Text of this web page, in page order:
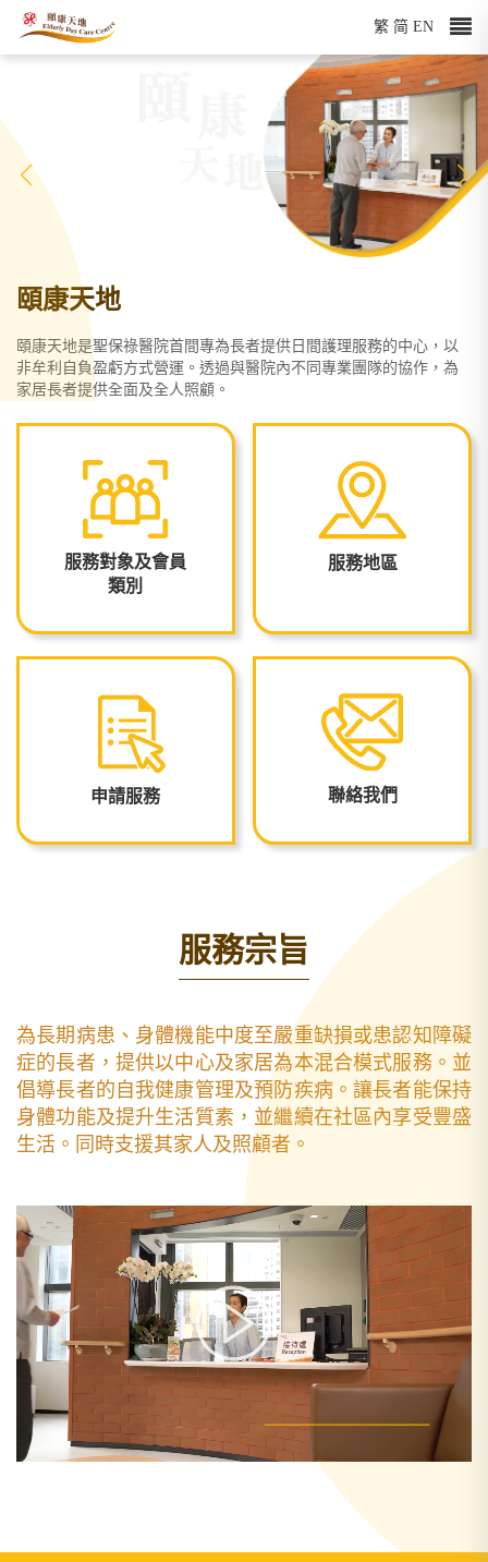
繁 简 EN
頤康天地
頤康天地是聖保祿醫院首間專為長者提供日間護理服務的中心，以
非牟利自負盈虧方式營運。透過與醫院內不同專業團隊的協作，為
家居長者提供全面及全人照顧。
服務對象及會員
類別
服務地區
申請服務 聯絡我們
服務宗旨
為長期病患、身體機能中度至嚴重缺損或患認知障礙
症的長者，提供以中心及家居為本混合模式服務。並
倡導長者的自我健康管理及預防疾病。讓長者能保持
身體功能及提升生活質素，並繼續在社區內享受豐盛
生活。同時支援其家人及照顧者。